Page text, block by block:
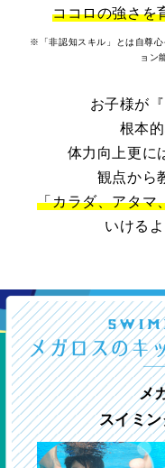
ココロの強さを
※「非認知スキル」とは自尊
ョン
お子様が
根本
体力向上更に
観点から
「カラダ、アタマ
いける
メ
スイミ